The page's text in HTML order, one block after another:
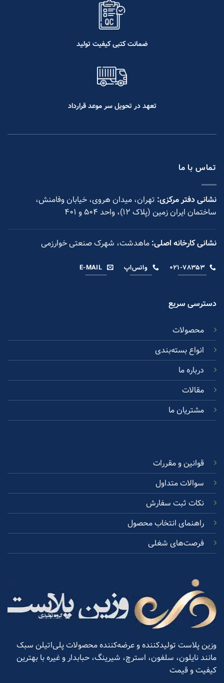
ضمانت کتبی کیفیت تولید
تعهد در تحویل سر موعد قرارداد
تماس با ما
نشانی دفتر مرکزی: تهران، میدان هروی، خیابان وفامنش،
ساختمان ایران زمین (پلاک ۱۲)، واحد ۵۰۴ و ۴۰۱
نشانی کارخانه اصلی: ماهدشت، شهرک صنعتی خوارزمی
۰۲۱-۷۸۳۵۳ واتس‌اپ E-MAIL
دسترسی سریع
محصولات
انواع بسته‌بندی
درباره ما
مقالات
مشتریان ما
قوانین و مقررات
سوالات متداول
نکات ثبت سفارش
راهنمای انتخاب محصول
فرصت‌های شغلی
وزین پلاست تولیدکننده و عرضه‌کننده محصولات پلی‌اتیلن سبک
مانند نایلون، سلفون، استرچ، شیرینگ، حبابدار و غیره با بهترین
کیفیت و قیمت